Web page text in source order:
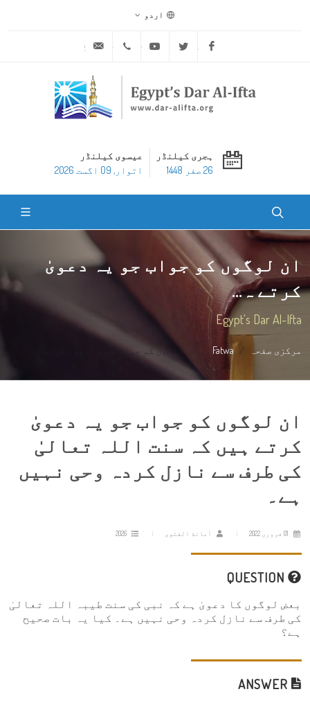
اردو
Facebook
Twitter
Youtube
ہجری کیلنڈر
26 صفر 1448
عیسوی کیلنڈر
اتوار, 09 اگست 2026
ان لوگوں کو جواب جو یہ دعویٰ
کرتے ہ...
Egypt's Dar Al-Ifta
مرکزی صفحہ Fatwa ان لوگوں کو جواب جو یہ دعویٰ کرتے ہ...
ان لوگوں کو جواب جو یہ دعویٰ
کرتے ہیں کہ سنت اللہ تعالیٰ
کی طرف سے نازل کردہ وحی نہیں
ہے۔
أمانة الفتوى 2026
بعض لوگوں کا دعویٰ ہے کہ نبی کی سنت طیبہ اللہ تعالیٰ
کی طرف سے نازل کردہ وحی نہیں ہے۔ کیا یہ بات صحیح
ہے؟